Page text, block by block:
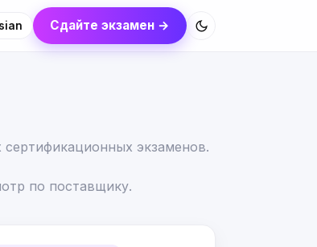
Сдайте экзамен →
экзаменов.
по поставщику.